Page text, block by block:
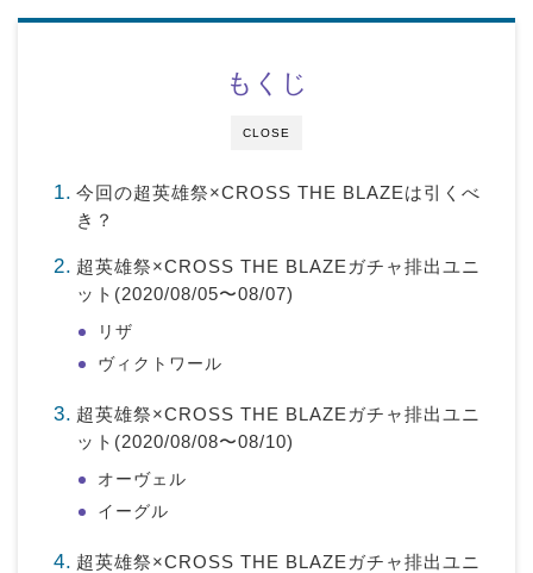
CLOSE
もくじ
今回の超英雄祭×CROSS THE BLAZEは引くべ
き？
超英雄祭×CROSS THE BLAZEガチャ排出ユニ
ット(2020/08/05〜08/07)
リザ
ヴィクトワール
超英雄祭×CROSS THE BLAZEガチャ排出ユニ
ット(2020/08/08〜08/10)
オーヴェル
イーグル
超英雄祭×CROSS THE BLAZEガチャ排出ユニ